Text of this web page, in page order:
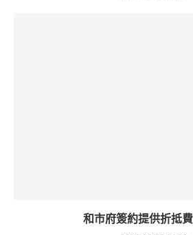
和市府簽約提供折抵